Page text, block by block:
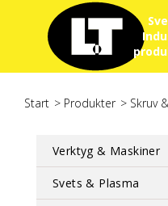
Start / Produkter / Skruv
Verktyg & Maskiner
Svets & Plasma